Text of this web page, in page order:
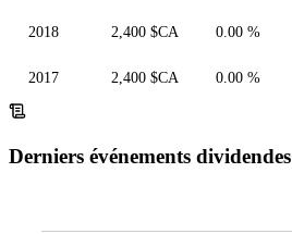
2018 2,400 $CA 0.00 %
2017 2,400 $CA 0.00 %
Derniers événements dividendes